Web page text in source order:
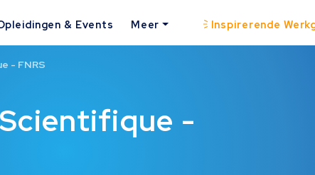
& Events Meer Inspirerende
-
- FNRS